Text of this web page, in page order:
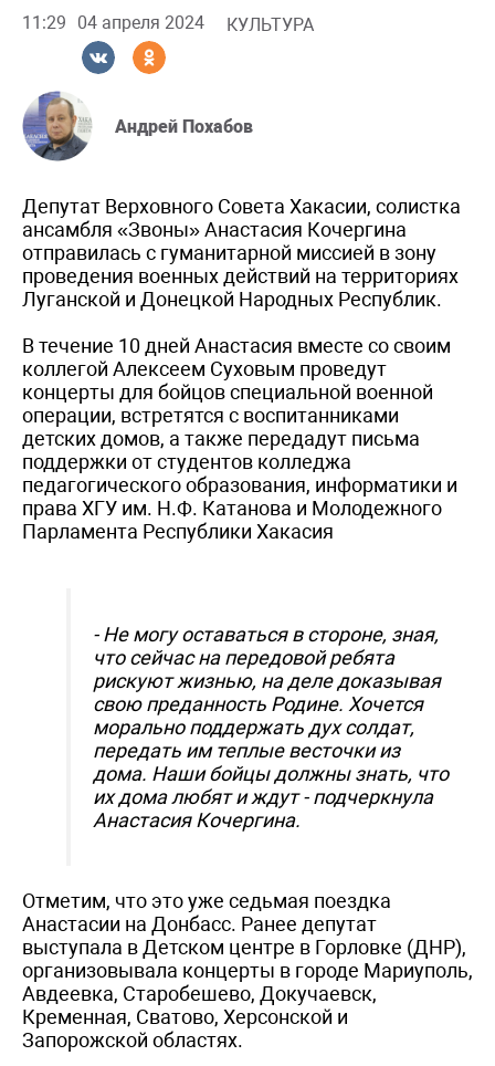
11:29 04 апреля 2024 КУЛЬТУРА
Андрей Похабов
Депутат Верховного Совета Хакасии, солистка
ансамбля «Звоны» Анастасия Кочергина
отправилась с гуманитарной миссией в зону
проведения военных действий на территориях
Луганской и Донецкой Народных Республик.
В течение 10 дней Анастасия вместе со своим
коллегой Алексеем Суховым проведут
концерты для бойцов специальной военной
операции, встретятся с воспитанниками
детских домов, а также передадут письма
поддержки от студентов колледжа
педагогического образования, информатики и
права ХГУ им. Н.Ф. Катанова и Молодежного
Парламента Республики Хакасия
- Не могу оставаться в стороне, зная,
что сейчас на передовой ребята
рискуют жизнью, на деле доказывая
свою преданность Родине. Хочется
морально поддержать дух солдат,
передать им теплые весточки из
дома. Наши бойцы должны знать, что
их дома любят и ждут - подчеркнула
Анастасия Кочергина.
Отметим, что это уже седьмая поездка
Анастасии на Донбасс. Ранее депутат
выступала в Детском центре в Горловке (ДНР),
организовывала концерты в городе Мариуполь,
Авдеевка, Старобешево, Докучаевск,
Кременная, Сватово, Херсонской и
Запорожской областях.